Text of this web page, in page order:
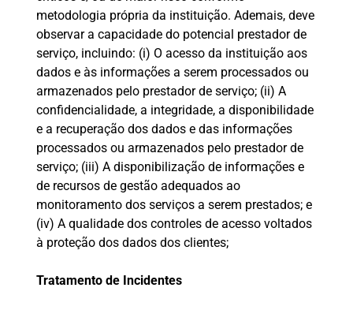
metodologia própria da instituição. Ademais, deve
observar a capacidade do potencial prestador de
serviço, incluindo: (i) O acesso da instituição aos
dados e às informações a serem processados ou
armazenados pelo prestador de serviço; (ii) A
confidencialidade, a integridade, a disponibilidade
e a recuperação dos dados e das informações
processados ou armazenados pelo prestador de
serviço; (iii) A disponibilização de informações e
de recursos de gestão adequados ao
monitoramento dos serviços a serem prestados; e
(iv) A qualidade dos controles de acesso voltados
à proteção dos dados dos clientes;
Tratamento de Incidentes